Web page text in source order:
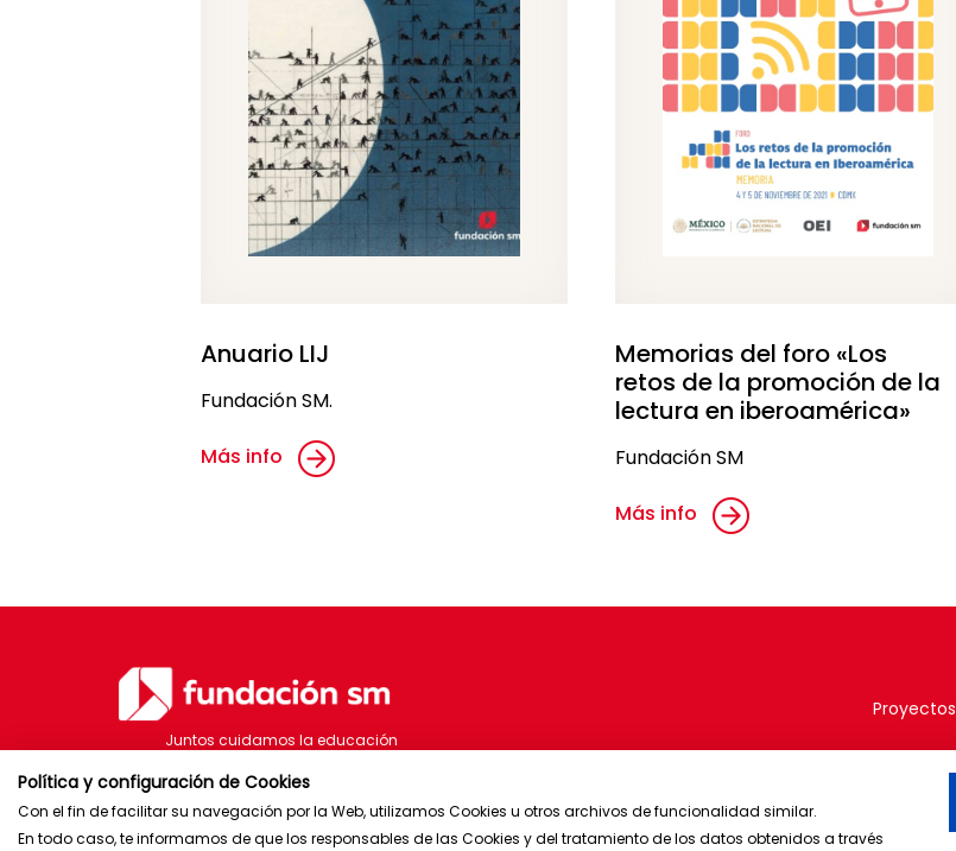
Anuario LIJ
Fundación SM.
Más info
Memorias del foro «Los
retos de la promoción de la
lectura en iberoamérica»
Fundación SM
Más info
Juntos cuidamos la educación
Proyectos
España
Puerto Rico
Política y configuración de Cookies
Con el fin de facilitar su navegación por la Web, utilizamos Cookies u otros archivos de funcionalidad similar.
En todo caso, te informamos de que los responsables de las Cookies y del tratamiento de los datos obtenidos a través